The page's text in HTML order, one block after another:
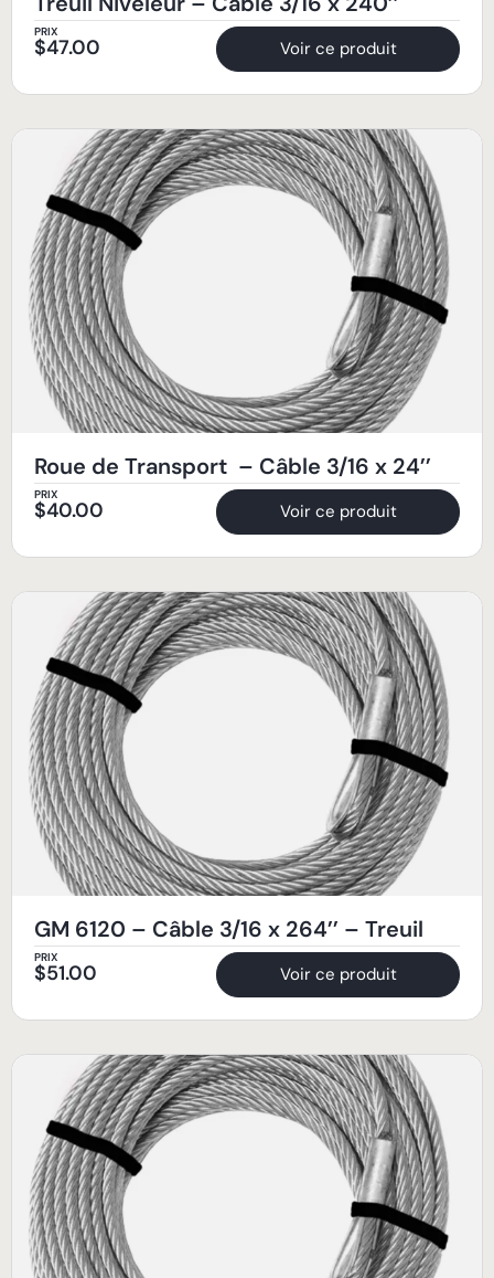
PRIX
$47.00 Voir ce produit
Roue de Transport – Câble 3/16 x 24’’
PRIX
$40.00 Voir ce produit
GM 6120 – Câble 3/16 x 264’’ – Treuil
PRIX
$51.00 Voir ce produit